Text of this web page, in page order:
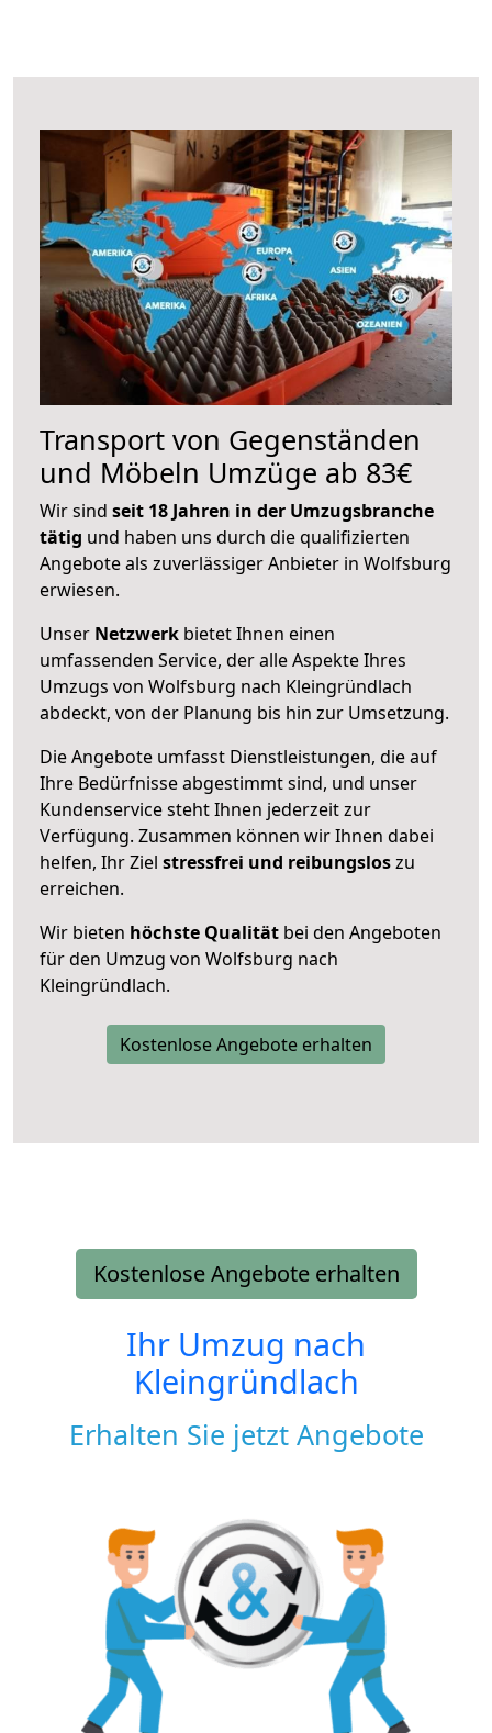
Transport von Gegenständen
und Möbeln Umzüge ab 83€
Wir sind seit 18 Jahren in der Umzugsbranche
tätig und haben uns durch die qualifizierten
Angebote als zuverlässiger Anbieter in Wolfsburg
erwiesen.
Unser Netzwerk bietet Ihnen einen
umfassenden Service, der alle Aspekte Ihres
Umzugs von Wolfsburg nach Kleingründlach
abdeckt, von der Planung bis hin zur Umsetzung.
Die Angebote umfasst Dienstleistungen, die auf
Ihre Bedürfnisse abgestimmt sind, und unser
Kundenservice steht Ihnen jederzeit zur
Verfügung. Zusammen können wir Ihnen dabei
helfen, Ihr Ziel stressfrei und reibungsloszu
erreichen.
Wir bieten höchste Qualität bei den Angeboten
für den Umzug von Wolfsburg nach
Kleingründlach.
Kostenlose Angebote erhalten
Kostenlose Angebote erhalten
Ihr Umzug nach
Kleingründlach
Erhalten Sie jetzt Angebote